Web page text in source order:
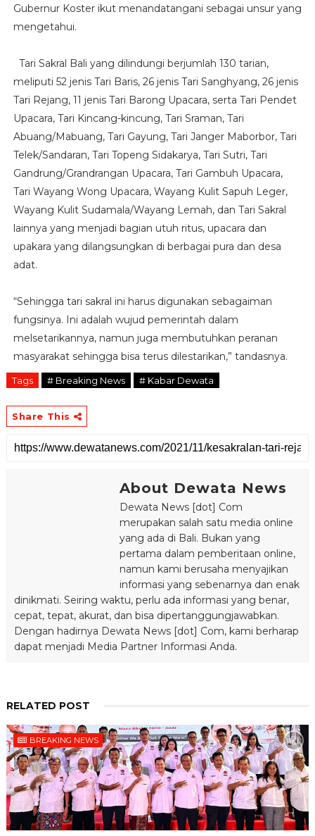
Gubernur Koster ikut menandatangani sebagai unsur yang
mengetahui.
Tari Sakral Bali yang dilindungi berjumlah 130 tarian,
meliputi 52 jenis Tari Baris, 26 jenis Tari Sanghyang, 26 jenis
Tari Rejang, 11 jenis Tari Barong Upacara, serta Tari Pendet
Upacara, Tari Kincang-kincung, Tari Sraman, Tari
Abuang/Mabuang, Tari Gayung, Tari Janger Maborbor, Tari
Telek/Sandaran, Tari Topeng Sidakarya, Tari Sutri, Tari
Gandrung/Grandrangan Upacara, Tari Gambuh Upacara,
Tari Wayang Wong Upacara, Wayang Kulit Sapuh Leger,
Wayang Kulit Sudamala/Wayang Lemah, dan Tari Sakral
lainnya yang menjadi bagian utuh ritus, upacara dan
upakara yang dilangsungkan di berbagai pura dan desa
adat.
“Sehingga tari sakral ini harus digunakan sebagaiman
fungsinya. Ini adalah wujud pemerintah dalam
melsetarikannya, namun juga membutuhkan peranan
masyarakat sehingga bisa terus dilestarikan,” tandasnya.
Tags # Breaking News # Kabar Dewata
Share This
About Dewata News
Dewata News [dot] Com
merupakan salah satu media online
yang ada di Bali. Bukan yang
pertama dalam pemberitaan online,
namun kami berusaha menyajikan
informasi yang sebenarnya dan enak
dinikmati. Seiring waktu, perlu ada informasi yang benar,
cepat, tepat, akurat, dan bisa dipertanggungjawabkan.
Dengan hadirnya Dewata News [dot] Com, kami berharap
dapat menjadi Media Partner Informasi Anda.
RELATED POST
BREAKING NEWS